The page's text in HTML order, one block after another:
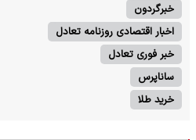
خبرگردون
اخبار اقتصادی روزنامه تعادل
خبر فوری تعادل
ساناپرس
خرید طلا